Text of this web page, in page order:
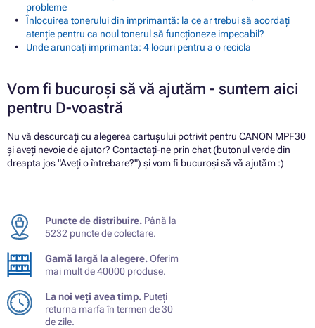
probleme
Înlocuirea tonerului din imprimantă: la ce ar trebui să acordați
atenție pentru ca noul tonerul să funcționeze impecabil?
Unde aruncați imprimanta: 4 locuri pentru a o recicla
Vom fi bucuroși să vă ajutăm - suntem aici
pentru D-voastră
Nu vă descurcați cu alegerea cartușului potrivit pentru CANON MPF30
și aveți nevoie de ajutor? Contactați-ne prin chat (butonul verde din
dreapta jos "Aveți o întrebare?") și vom fi bucuroși să vă ajutăm :)
Puncte de distribuire. Până la
5232 puncte de colectare.
Gamă largă la alegere.Oferim
mai mult de 40000 produse.
La noi veți avea timp. Puteți
returna marfa în termen de 30
de zile.